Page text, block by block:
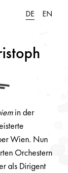
DE EN
in der
Wien. Nun
Orchestern
als Dirigent